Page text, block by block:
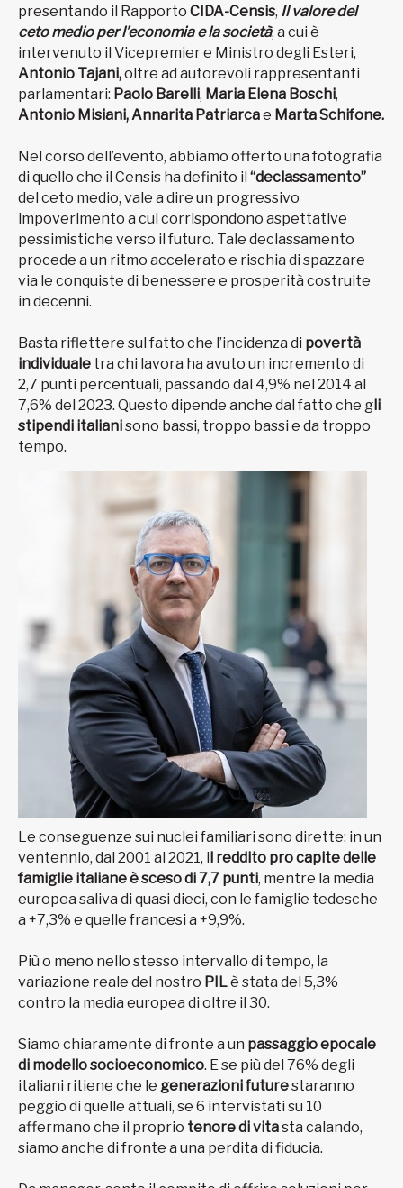
presentando il Rapporto CIDA-Censis, Il valore del
ceto medio per l’economia e la società, a cui è
intervenuto il Vicepremier e Ministro degli Esteri,
Antonio Tajani,oltre ad autorevoli rappresentanti
parlamentari: Paolo Barelli, Maria Elena Boschi,
Antonio Misiani, Annarita Patriarcae Marta Schifone.
Nel corso dell’evento, abbiamo offerto una fotografia
di quello che il Censis ha definito il “declassamento”
del ceto medio, vale a dire un progressivo
impoverimento a cui corrispondono aspettative
pessimistiche verso il futuro. Tale declassamento
procede a un ritmo accelerato e rischia di spazzare
via le conquiste di benessere e prosperità costruite
in decenni.
Basta riflettere sul fatto che l’incidenza di povertà
individuale tra chi lavora ha avuto un incremento di
2,7 punti percentuali, passando dal 4,9% nel 2014 al
7,6% del 2023. Questo dipende anche dal fatto che gli
stipendi italianisono bassi, troppo bassi e da troppo
tempo.
Le conseguenze sui nuclei familiari sono dirette: in un
ventennio, dal 2001 al 2021, il reddito pro capite delle
famiglie italiane è sceso di 7,7 punti, mentre la media
europea saliva di quasi dieci, con le famiglie tedesche
a +7,3% e quelle francesi a +9,9%.
Più o meno nello stesso intervallo di tempo, la
variazione reale del nostro PILè stata del 5,3%
contro la media europea di oltre il 30.
Siamo chiaramente di fronte a un passaggio epocale
di modello socioeconomico. E se più del 76% degli
italiani ritiene che le generazioni futurestaranno
peggio di quelle attuali, se 6 intervistati su 10
affermano che il proprio tenore di vitasta calando,
siamo anche di fronte a una perdita di fiducia.